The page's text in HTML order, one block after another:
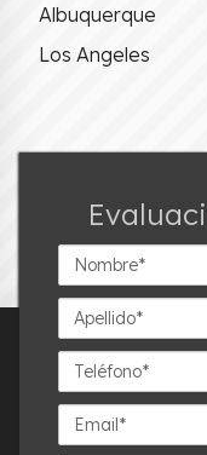
Albuquerque
Los Angeles
Nombre*
Apellido*
Teléfono*
Email*